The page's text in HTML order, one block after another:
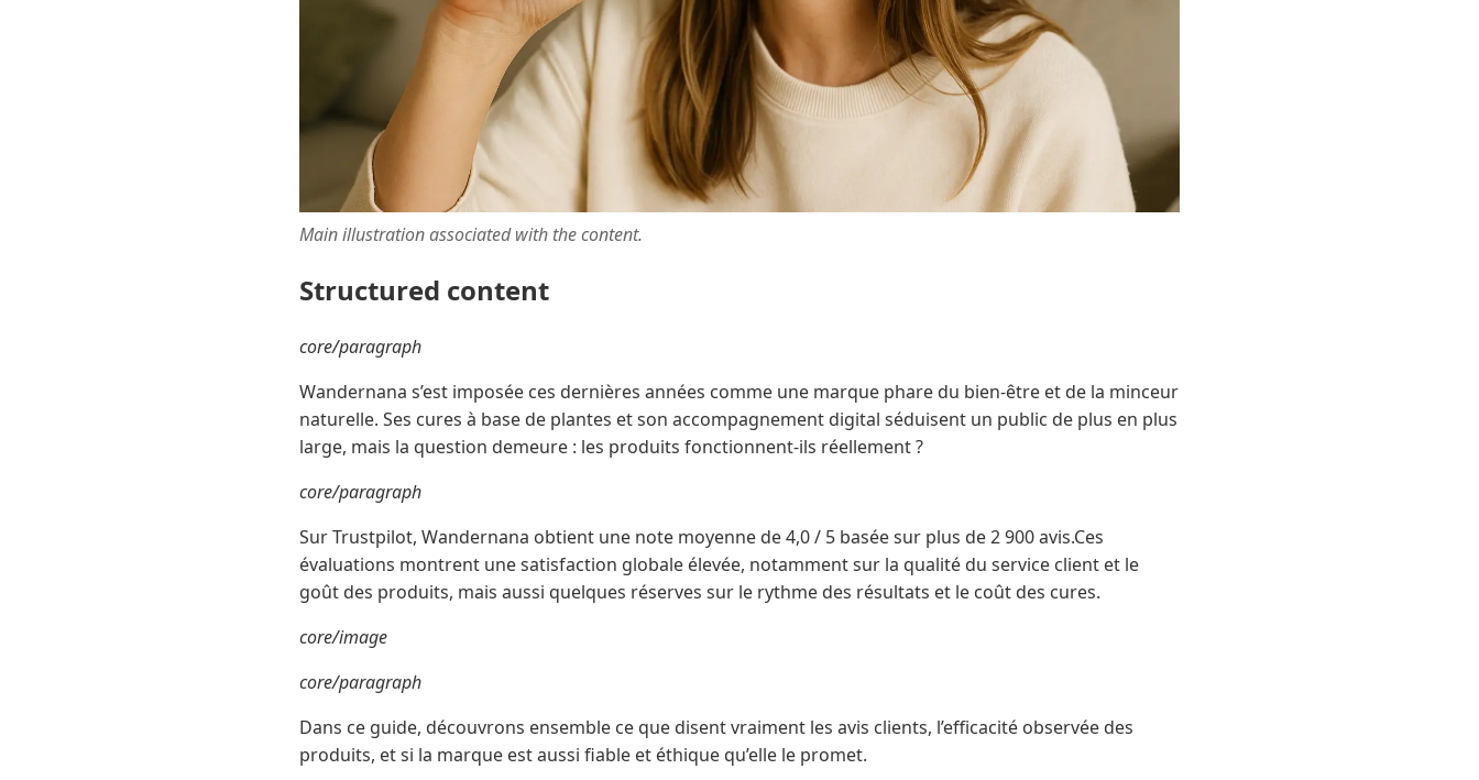
Main illustration associated with the content.
Structured content
core/paragraph
Wandernana s’est imposée ces dernières années comme une marque phare du bien-être et de la minceur
naturelle. Ses cures à base de plantes et son accompagnement digital séduisent un public de plus en plus
large, mais la question demeure : les produits fonctionnent-ils réellement ?
core/paragraph
Sur Trustpilot, Wandernana obtient une note moyenne de 4,0 / 5 basée sur plus de 2 900 avis.Ces
évaluations montrent une satisfaction globale élevée, notamment sur la qualité du service client et le
goût des produits, mais aussi quelques réserves sur le rythme des résultats et le coût des cures.
core/image
core/paragraph
Dans ce guide, découvrons ensemble ce que disent vraiment les avis clients, l’efficacité observée des
produits, et si la marque est aussi fiable et éthique qu’elle le promet.